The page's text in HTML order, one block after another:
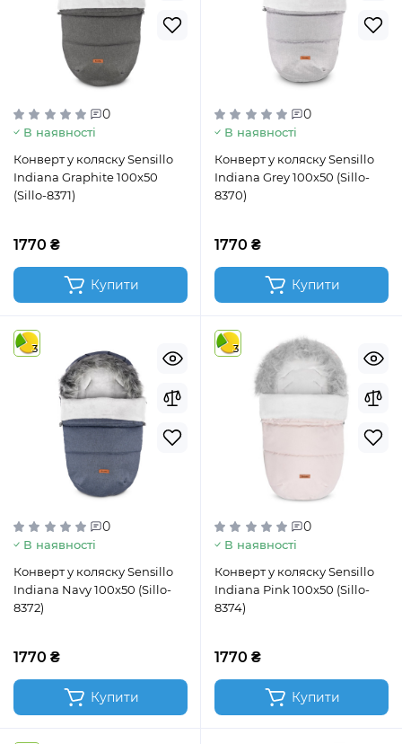
0
В наявності
Конверт у коляску Sensillo
Indiana Graphite 100x50
(Sillo-8371)
1770 ₴
Купити
0
В наявності
Конверт у коляску Sensillo
Indiana Grey 100x50 (Sillo-
8370)
1770 ₴
Купити
3
0
В наявності
Конверт у коляску Sensillo
Indiana Navy 100x50 (Sillo-
8372)
1770 ₴
Купити
3
0
В наявності
Конверт у коляску Sensillo
Indiana Pink 100x50 (Sillo-
8374)
1770 ₴
Купити